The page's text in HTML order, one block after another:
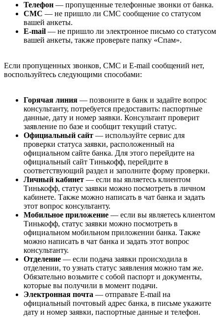
Телефон — пропущенные телефонные звонки от банка.
СМС — не пришло ли СМС сообщение со статусом
вашей анкеты.
E-mail — не пришло ли электронное письмо со статусом
вашей анкеты, также проверьте папку «Спам».
Если пропущенных звонков, СМС и E-mail сообщений нет,
воспользуйтесь следующими способами:
Горячая линия — позвоните в банк и задайте вопрос
консультанту, потребуется предоставить: паспортные
данные, дату и номер заявки. Консультант проверит
заявление по базе и сообщит текущий статус.
Официальный сайт — используйте сервис для
проверки статуса заявки, расположенный на
официальном сайте банка. Для этого перейдите на
официальный сайт Тинькофф, перейдите в
соответствующий раздел и заполните форму проверки.
Личный кабинет — если вы являетесь клиентом
Тинькофф, статус заявки можно посмотреть в личном
кабинете. Также можно написать в чат банка и задать
этот вопрос консультанту.
Мобильное приложение — если вы являетесь клиентом
Тинькофф, статус заявки можно посмотреть в
официальном мобильном приложении банка. Также
можно написать в чат банка и задать этот вопрос
консультанту.
Отделение — если подача заявки происходила в
отделении, то узнать статус заявления можно там же.
Обязательно возьмите с собой паспорт и документы,
которые вы получили в момент подачи.
Электронная почта — отправьте E-mail на
официальный почтовый адрес банка, в письме укажите
дату и номер заявки, паспортные данные и телефон.